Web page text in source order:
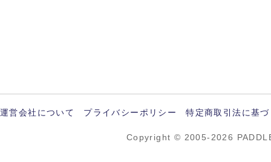
運営会社について プライバシーポリシー 特定商取引法に基
Copyright © 2005-2026